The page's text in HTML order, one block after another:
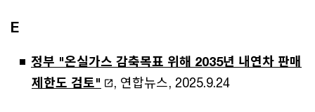
E
정부 "온실가스 감축목표 위해 2035년 내연차 판매
제한도 검토"
, 연합뉴스, 2025.9.24